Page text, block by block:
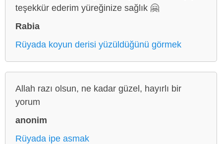
teşekkür ederim yüreğinize sağlık 🤗
Rabia
Rüyada koyun derisi yüzüldüğünü görmek
Allah razı olsun, ne kadar güzel, hayırlı bir
yorum
anonim
Rüyada ipe asmak